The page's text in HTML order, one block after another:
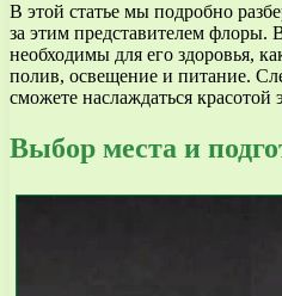
В этой статье мы подробно
за этим представителем флоры.
необходимы для его здоровья,
полив, освещение и питание.
сможете наслаждаться красотой
Выбор места и